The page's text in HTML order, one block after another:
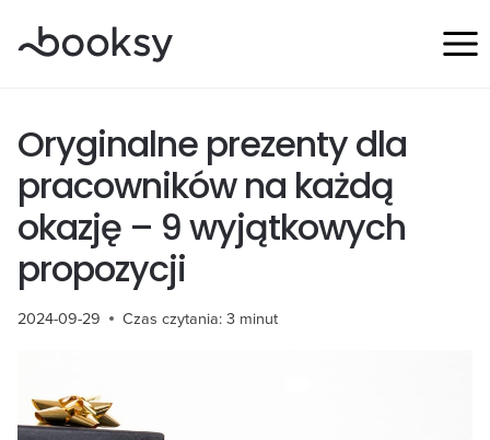
do
Oryginalne prezenty dla
pracowników na każdą
okazję – 9 wyjątkowych
propozycji
2024-09-29 Czas czytania:3 minut